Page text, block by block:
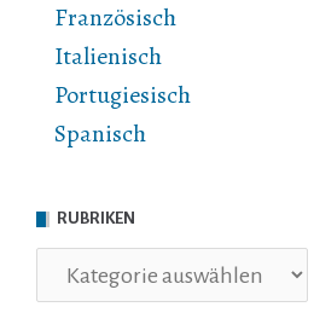
Französisch
Italienisch
Portugiesisch
Spanisch
RUBRIKEN
Rubriken